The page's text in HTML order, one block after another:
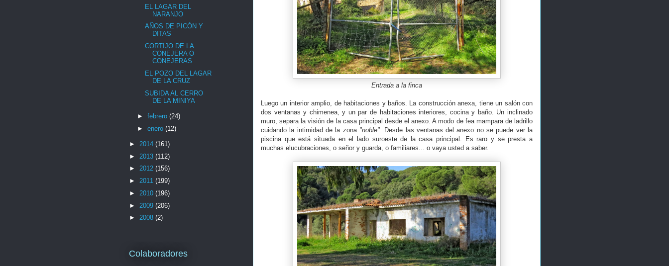
Entrada a la finca
Luego un interior amplio, de habitaciones y baños. La construcción anexa, tiene un salón con
dos ventanas y chimenea, y un par de habitaciones interiores, cocina y baño. Un inclinado
muro, separa la visión de la casa principal desde el anexo. A modo de fea mampara de ladrillo
cuidando la intimidad de la zona "noble". Desde las ventanas del anexo no se puede ver la
piscina que está situada en el lado suroeste de la casa principal. Es raro y se presta a
muchas elucubraciones, o señor y guarda, o familiares... o vaya usted a saber.
EL LAGAR DEL
NARANJO
AÑOS DE PICÓN Y
DITAS
CORTIJO DE LA
CONEJERA O
CONEJERAS
EL POZO DEL LAGAR
DE LA CRUZ
SUBIDA AL CERRO
DE LA MINIYA
► febrero (24)
► enero (12)
► 2014 (161)
► 2013 (112)
► 2012 (156)
► 2011 (199)
► 2010 (196)
► 2009 (206)
► 2008 (2)
Colaboradores